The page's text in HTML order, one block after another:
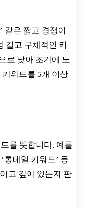
같은 짧고 경쟁이
길고 구체적인 키
로 낮아 초기에 노
워드를 5개 이상
를 뜻합니다. 예를
롱테일 키워드’ 등
고 깊이 있는지 판